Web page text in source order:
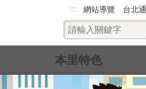
::: 網站導覽 台北通
本里特色